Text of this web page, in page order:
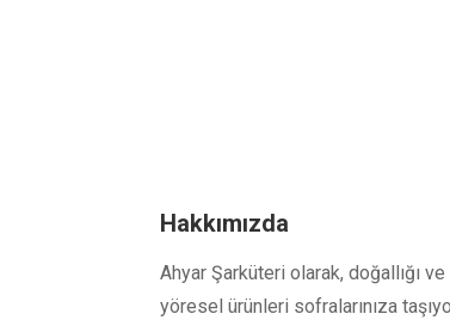
Hakkımızda
Ahyar Şarküteri olarak, doğallığı
yöresel ürünleri sofralarınıza